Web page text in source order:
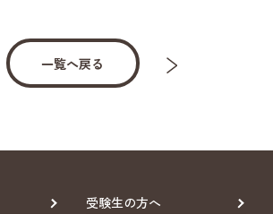
一覧へ戻る
受験生の方へ